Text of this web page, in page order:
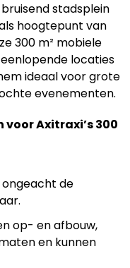
stadsplein
hoogtepunt van
300 m² mobiele
locaties
ideaal voor grote
evenementen.
Axitraxi’s 300
ongeacht de
op- en afbouw,
en kunnen